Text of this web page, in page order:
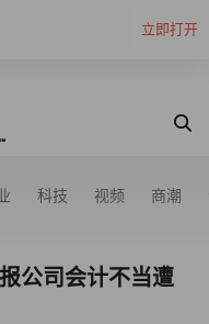
立即打开
科技 视频 商潮
公司会计不当遭